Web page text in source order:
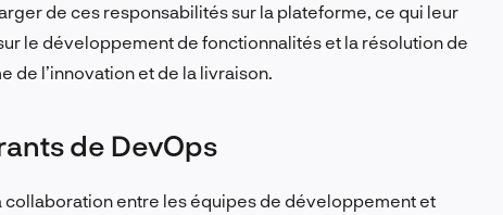
de ces responsabilités sur la plateforme, ce qui leur
le développement de fonctionnalités et la résolution de
de l’innovation et de la livraison.
de DevOps
collaboration entre les équipes de développement et